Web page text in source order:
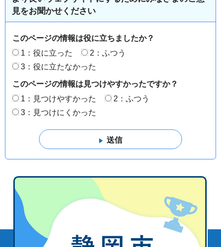
見をお聞かせください
このページの情報は役に立ちましたか？
1：役に立った
2：ふつう
3：役に立たなかった
このページの情報は見つけやすかったですか？
1：見つけやすかった
2：ふつう
3：見つけにくかった